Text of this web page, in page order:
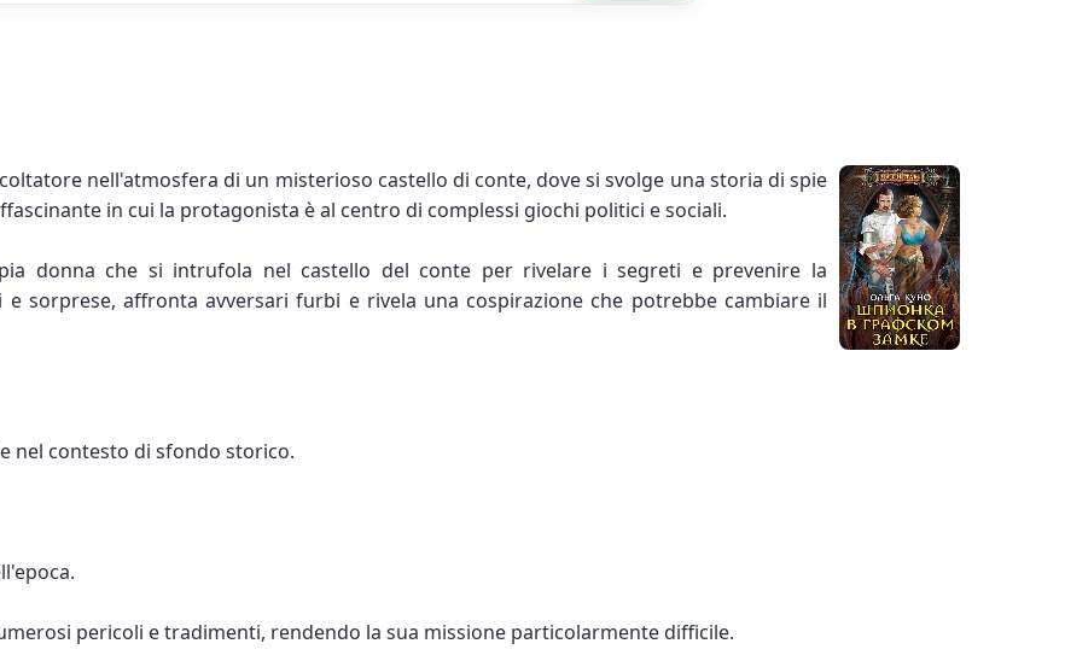
nell'atmosfera di un misterioso castello di conte, dove si svolge una storia di spie
in cui la protagonista è al centro di complessi giochi politici e sociali.
donna che si intrufola nel castello del conte per rivelare i segreti e prevenire la
sorprese, affronta avversari furbi e rivela una cospirazione che potrebbe cambiare il
nel contesto di sfondo storico.
pericoli e tradimenti, rendendo la sua missione particolarmente difficile.